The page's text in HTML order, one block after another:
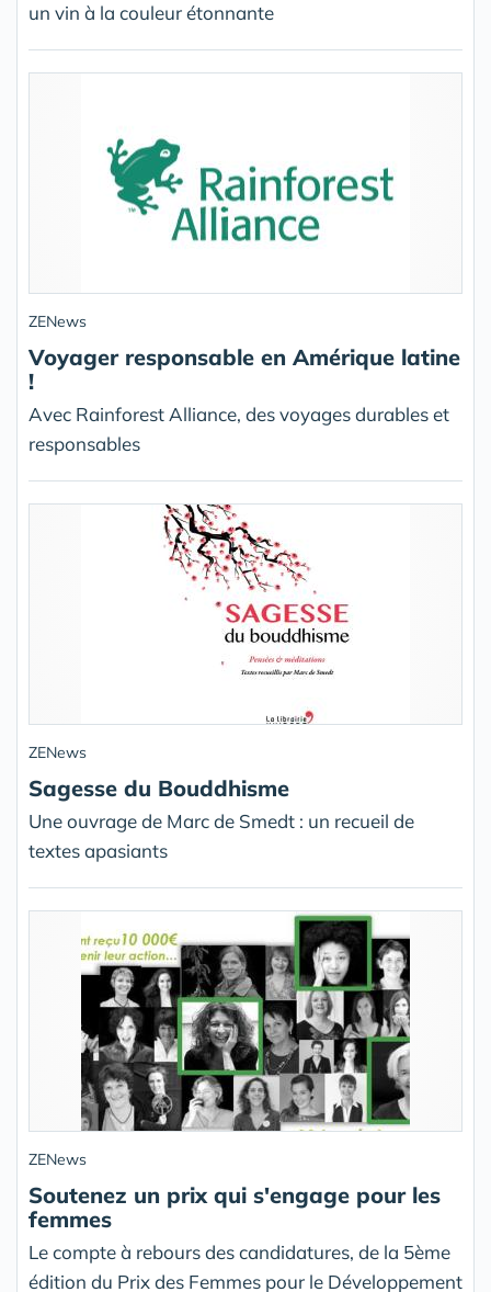
un vin à la couleur étonnante
ZENews
Voyager responsable en Amérique latine
!
Avec Rainforest Alliance, des voyages durables et
responsables
ZENews
Sagesse du Bouddhisme
Une ouvrage de Marc de Smedt : un recueil de
textes apasiants
ZENews
Soutenez un prix qui s'engage pour les
femmes
Le compte à rebours des candidatures, de la 5ème
édition du Prix des Femmes pour le Développement